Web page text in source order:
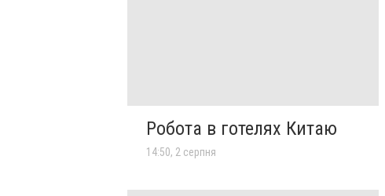
Робота в готелях Китаю
14:50, 2 серпня